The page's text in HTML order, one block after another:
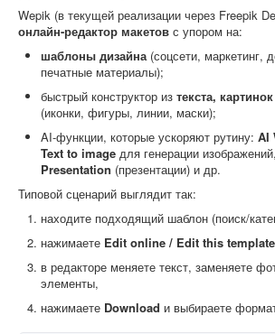
Wepik (в текущей реализации через Freepik
онлайн-редактор макетов с упором на:
шаблоны дизайна (соцсети, маркетинг,
печатные материалы);
быстрый конструктор из текста,
(иконки, фигуры, линии, маски);
AI-функции, которые ускоряют рутину: AI
Text to image для генерации
Presentation (презентации) и др.
Типовой сценарий выглядит так:
находите подходящий шаблон (поиск/
нажимаете Edit online / Edit this template
в редакторе меняете текст, заменяете
элементы,
нажимаете Download и выбираете